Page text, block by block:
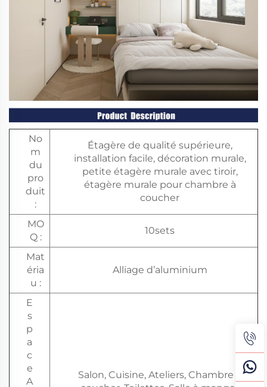
No
m
du
pro
duit
:
Étagère de qualité supérieure,
installation facile, décoration murale,
petite étagère murale avec tiroir,
étagère murale pour chambre à
coucher
MO
Q :
10sets
Mat
éria
u :
Alliage d’aluminium
E
s
p
a
c
e
A
Salon, Cuisine, Ateliers, Chambre à